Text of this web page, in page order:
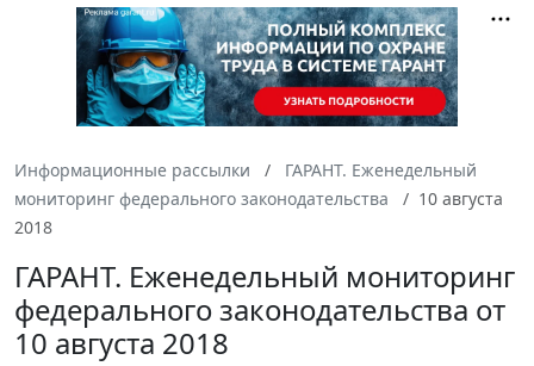
Информационные рассылки
ГАРАНТ. Еженедельный
мониторинг федерального законодательства
10 августа
2018
ГАРАНТ. Еженедельный мониторинг
федерального законодательства от
10 августа 2018